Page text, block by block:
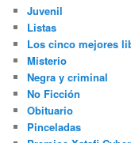
Juvenil
Listas
Los cinco mejores
Misterio
Negra y criminal
No Ficción
Obituario
Pinceladas